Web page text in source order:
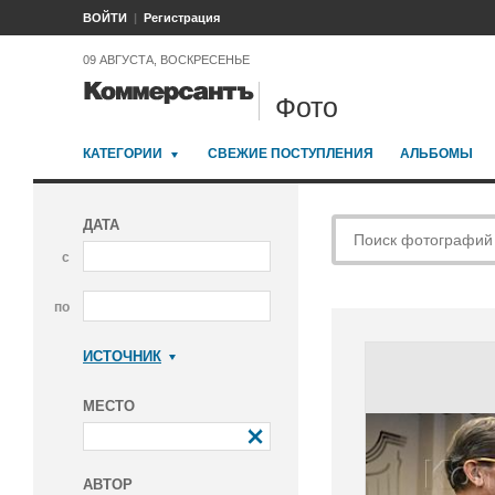
ВОЙТИ Регистрация
09 АВГУСТА, ВОСКРЕСЕНЬЕ
Фото
КАТЕГОРИИ СВЕЖИЕ ПОСТУПЛЕНИЯ АЛЬБОМЫ
ДАТА
с
по
ИСТОЧНИК
МЕСТО
АВТОР